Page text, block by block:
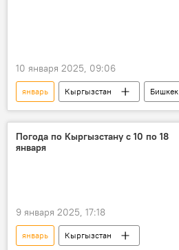
10 января 2025, 09:06
январь Кыргызстан
Бишкек
погода
погода в Бишкеке
Погода по Кыргызстану с 10 по 18
января
9 января 2025, 17:18
январь
Кыргызстан